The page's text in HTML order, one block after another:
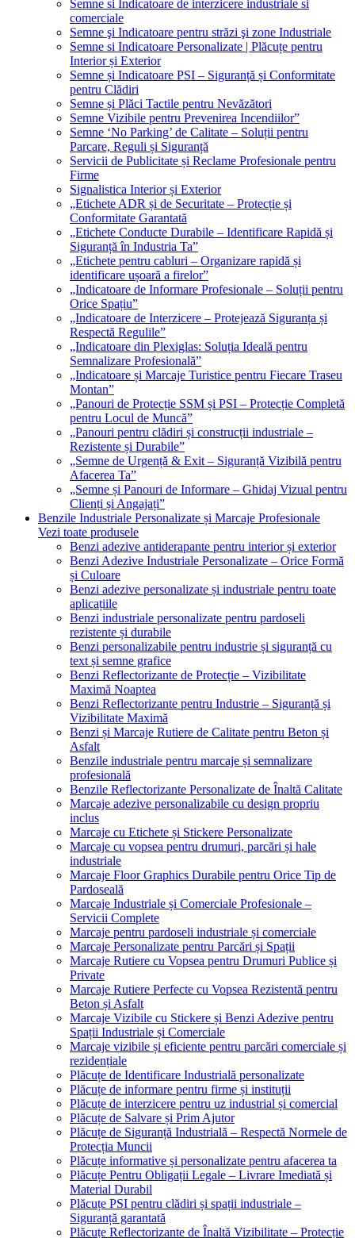
Semne si Indicatoare de interzicere industriale si
comerciale
Semne şi Indicatoare pentru străzi şi zone Industriale
Semne si Indicatoare Personalizate | Plăcuțe pentru
Interior și Exterior
Semne și Indicatoare PSI – Siguranță și Conformitate
pentru Clădiri
Semne și Plăci Tactile pentru Nevăzători
Semne Vizibile pentru Prevenirea Incendiilor”
Semne ‘No Parking’ de Calitate – Soluții pentru
Parcare, Reguli și Siguranță
Servicii de Publicitate și Reclame Profesionale pentru
Firme
Signalistica Interior și Exterior
„Etichete ADR și de Securitate – Protecție și
Conformitate Garantată
„Etichete Conducte Durabile – Identificare Rapidă și
Siguranță în Industria Ta”
„Etichete pentru cabluri – Organizare rapidă și
identificare ușoară a firelor”
„Indicatoare de Informare Profesionale – Soluții pentru
Orice Spațiu”
„Indicatoare de Interzicere – Protejează Siguranța și
Respectă Regulile”
„Indicatoare din Plexiglas: Soluția Ideală pentru
Semnalizare Profesională”
„Indicatoare și Marcaje Turistice pentru Fiecare Traseu
Montan”
„Panouri de Protecție SSM și PSI – Protecție Completă
pentru Locul de Muncă”
„Panouri pentru clădiri și construcții industriale –
Rezistente și Durabile”
„Semne de Urgență & Exit – Siguranță Vizibilă pentru
Afacerea Ta”
„Semne și Panouri de Informare – Ghidaj Vizual pentru
Clienți și Angajați”
Benzile Industriale Personalizate și Marcaje Profesionale
Vezi toate produsele
Benzi adezive antiderapante pentru interior și exterior
Benzi Adezive Industriale Personalizate – Orice Formă
și Culoare
Benzi adezive personalizate și industriale pentru toate
aplicațiile
Benzi industriale personalizate pentru pardoseli
rezistente și durabile
Benzi personalizabile pentru industrie și siguranță cu
text și semne grafice
Benzi Reflectorizante de Protecție – Vizibilitate
Maximă Noaptea
Benzi Reflectorizante pentru Industrie – Siguranță și
Vizibilitate Maximă
Benzi și Marcaje Rutiere de Calitate pentru Beton și
Asfalt
Benzile industriale pentru marcaje și semnalizare
profesională
Benzile Reflectorizante Personalizate de Înaltă Calitate
Marcaje adezive personalizabile cu design propriu
inclus
Marcaje cu Etichete și Stickere Personalizate
Marcaje cu vopsea pentru drumuri, parcări și hale
industriale
Marcaje Floor Graphics Durabile pentru Orice Tip de
Pardoseală
Marcaje Industriale și Comerciale Profesionale –
Servicii Complete
Marcaje pentru pardoseli industriale și comerciale
Marcaje Personalizate pentru Parcări și Spații
Marcaje Rutiere cu Vopsea pentru Drumuri Publice și
Private
Marcaje Rutiere Perfecte cu Vopsea Rezistentă pentru
Beton și Asfalt
Marcaje Vizibile cu Stickere și Benzi Adezive pentru
Spații Industriale și Comerciale
Marcaje vizibile și eficiente pentru parcări comerciale și
rezidențiale
Plăcuțe de Identificare Industrială personalizate
Plăcuțe de informare pentru firme și instituții
Plăcuțe de interzicere pentru uz industrial și comercial
Plăcuțe de Salvare și Prim Ajutor
Plăcuțe de Siguranță Industrială – Respectă Normele de
Protecția Muncii
Plăcuțe informative și personalizate pentru afacerea ta
Plăcuțe Pentru Obligații Legale – Livrare Imediată și
Material Durabil
Plăcuțe PSI pentru clădiri și spații industriale –
Siguranță garantată
Plăcuțe Reflectorizante de Înaltă Vizibilitate – Protecție